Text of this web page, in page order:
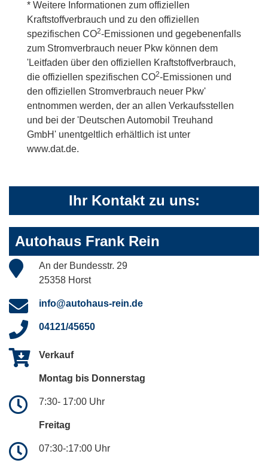
* Weitere Informationen zum offiziellen
Kraftstoffverbrauch und zu den offiziellen
spezifischen CO2-Emissionen und gegebenenfalls
zum Stromverbrauch neuer Pkw können dem
'Leitfaden über den offiziellen Kraftstoffverbrauch,
die offiziellen spezifischen CO2-Emissionen und
den offiziellen Stromverbrauch neuer Pkw'
entnommen werden, der an allen Verkaufsstellen
und bei der 'Deutschen Automobil Treuhand
GmbH' unentgeltlich erhältlich ist unter
www.dat.de.
Ihr Kontakt zu uns:
Autohaus Frank Rein
An der Bundesstr. 29
25358 Horst
info@autohaus-rein.de
04121/45650
Verkauf
Montag bis Donnerstag
7:30- 17:00 Uhr
Freitag
07:30-:17:00 Uhr